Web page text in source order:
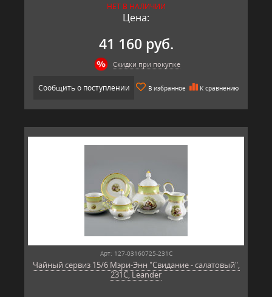
НЕТ В НАЛИЧИИ
Цена:
41 160 руб.
Скидки при покупке
Сообщить о поступлении В избранное К сравнению
Арт: 127-03160725-231C
Чайный сервиз 15/6 Мэри-Энн "Свидание - салатовый",
231C, Leander